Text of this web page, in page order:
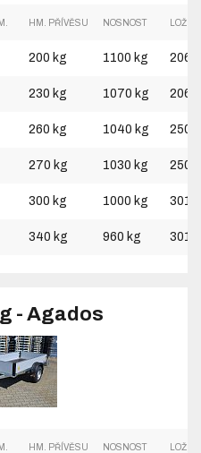
HM. PŘÍVĚSU NOSNOST
200 kg 1100 kg
230 kg 1070 kg
260 kg 1040 kg
270 kg 1030 kg
300 kg 1000 kg
340 kg 960 kg
- Agados
HM. PŘÍVĚSU NOSNOST